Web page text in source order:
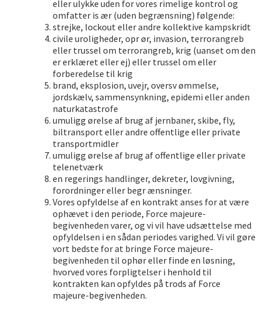
eller ulykke uden for vores rimelige kontrol og
omfatter is ær (uden begrænsning) følgende:
strejke, lockout eller andre kollektive kampskridt
civile uroligheder, opr ør, invasion, terrorangreb
eller trussel om terrorangreb, krig (uanset om den
er erklæret eller ej) eller trussel om eller
forberedelse til krig
brand, eksplosion, uvejr, oversv ømmelse,
jordskælv, sammensynkning, epidemi eller anden
naturkatastrofe
umuligg ørelse af brug af jernbaner, skibe, fly,
biltransport eller andre offentlige eller private
transportmidler
umuligg ørelse af brug af offentlige eller private
telenetværk
en regerings handlinger, dekreter, lovgivning,
forordninger eller begr ænsninger.
Vores opfyldelse af en kontrakt anses for at være
ophævet i den periode, Force majeure-
begivenheden varer, og vi vil have udsættelse med
opfyldelsen i en sådan periodes varighed. Vi vil gøre
vort bedste for at bringe Force majeure-
begivenheden til ophør eller finde en løsning,
hvorved vores forpligtelser i henhold til
kontrakten kan opfyldes på trods af Force
majeure-begivenheden.